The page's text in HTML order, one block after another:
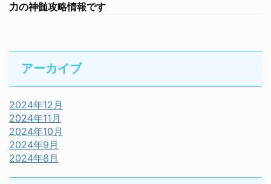
力の神髄攻略情報です
アーカイブ
2024年12月
2024年11月
2024年10月
2024年9月
2024年8月